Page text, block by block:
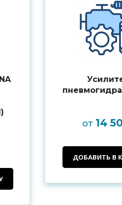
от 14
ДОБАВИТЬ В